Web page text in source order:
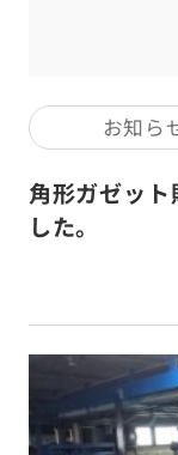
お知ら
角形ガゼッ
した。